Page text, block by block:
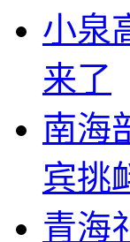
小泉
来了
南海
宾挑
青海